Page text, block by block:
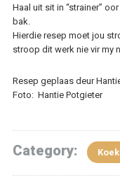
Haal uit sit in “strainer”
bak.
Hierdie resep moet jou
stroop dit werk nie vir my
Resep geplaas deur
Foto: Hantie Potgieter
Category: